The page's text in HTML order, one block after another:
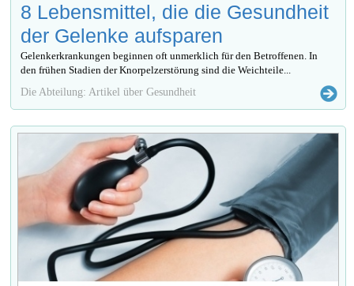
8 Lebensmittel, die die Gesundheit
der Gelenke aufsparen
Gelenkerkrankungen beginnen oft unmerklich für den Betroffenen. In
den frühen Stadien der Knorpelzerstörung sind die Weichteile...
Die Abteilung: Artikel über Gesundheit